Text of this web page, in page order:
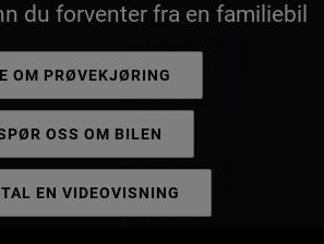
du forventer fra en familiebil
OM PRØVEKJØRING
OSS OM BILEN
EN VIDEOVISNING